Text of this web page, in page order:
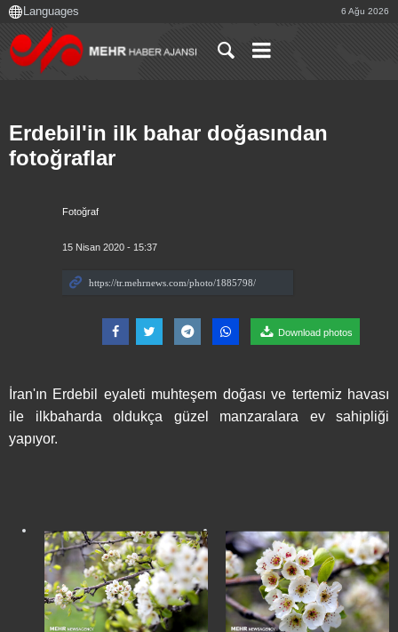
6 Ağu 2026
Fotoğraf
15 Nisan 2020 - 15:37
Download photos
Erdebil'in ilk bahar doğasından
fotoğraflar
İran'ın Erdebil eyaleti muhteşem doğası ve tertemiz havası
ile ilkbaharda oldukça güzel manzaralara ev sahipliği
yapıyor.